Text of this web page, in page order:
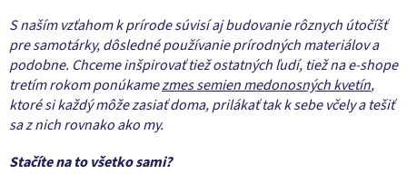
S naším vzťahom k prírode súvisí aj budovanie rôznych útočíšť
pre samotárky, dôsledné používanie prírodných materiálov a
podobne. Chceme inšpirovať tiež ostatných ľudí, tiež na e-shope
tretím rokom ponúkamezmes semien medonosných kvetín,
ktoré si každý môže zasiať doma, prilákať tak k sebe včely a tešiť
sa z nich rovnako ako my.
Stačíte na to všetko sami?